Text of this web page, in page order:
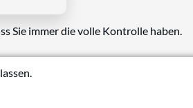
Sie immer die volle Kontrolle haben.